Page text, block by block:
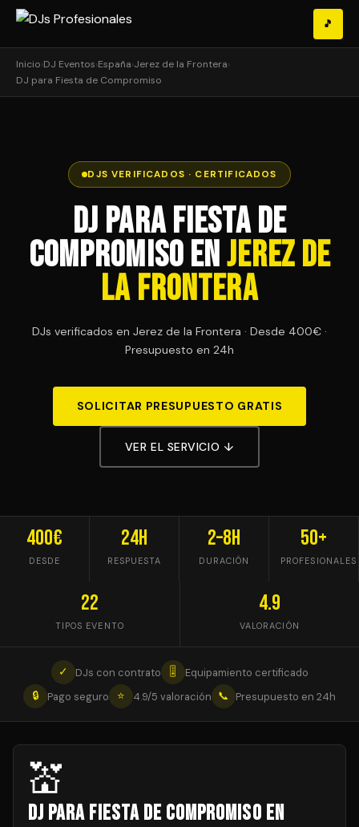
🎵
Inicio›DJ Eventos›España›Jerez de la Frontera›
DJ para Fiesta de Compromiso
DJS VERIFICADOS · CERTIFICADOS
DJ para Fiesta de
Compromiso enJerez de
la Frontera
DJs verificados en Jerez de la Frontera · Desde 400€ ·
Presupuesto en 24h
SOLICITAR PRESUPUESTO GRATIS
VER EL SERVICIO ↓
400€
DESDE
24h
RESPUESTA
2–8h
DURACIÓN
50+
PROFESIONALES
22
TIPOS EVENTO
4.9
VALORACIÓN
✓ DJs con contrato 🎚
Equipamiento certificado
🔒
Pago seguro ⭐ 4.9/5 valoración 📞 Presupuesto en 24h
💒
DJ para Fiesta de Compromiso en